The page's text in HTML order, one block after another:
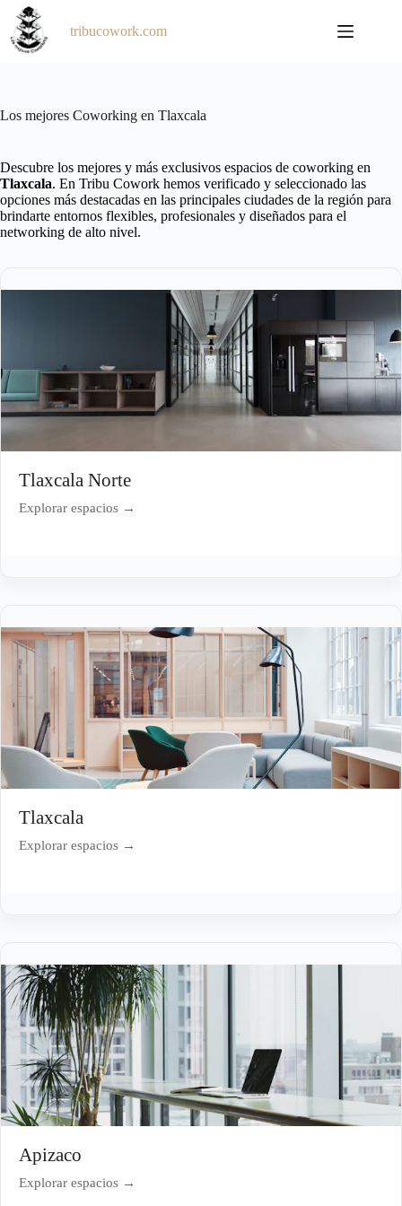
Saltar
contenido
tribucowork.com
Los mejores Coworking en Tlaxcala
Descubre los mejores y más exclusivos espacios de coworking en
Tlaxcala. En Tribu Cowork hemos verificado y seleccionado las
opciones más destacadas en las principales ciudades de la región para
brindarte entornos flexibles, profesionales y diseñados para el
networking de alto nivel.
Tlaxcala Norte
Explorar espacios →
Tlaxcala
Explorar espacios →
Apizaco
Explorar espacios →